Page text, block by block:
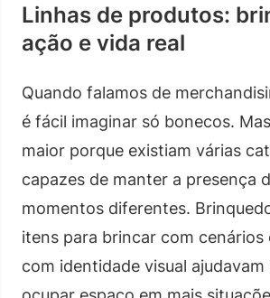
Linhas de produtos:
ação e vida real
Quando falamos de
é fácil imaginar só bonecos.
maior porque existiam várias
capazes de manter a presença
momentos diferentes.
itens para brincar com cenários
com identidade visual ajudavam